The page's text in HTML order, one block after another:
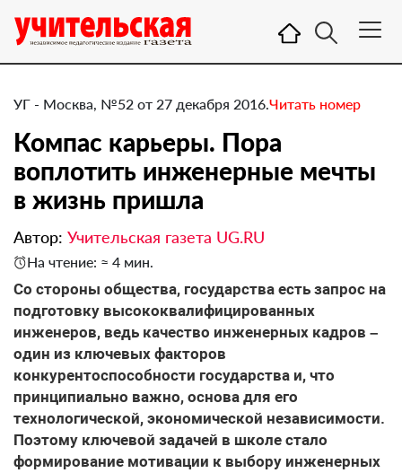
УГ - Москва, №52 от 27 декабря 2016.Читать номер
Компас карьеры. Пора
воплотить инженерные мечты
в жизнь пришла
Автор: Учительская газета UG.RU
На чтение: ≈ 4 мин.
​Со стороны общества, государства есть запрос на
подготовку высококвалифицированных
инженеров, ведь качество инженерных кадров –
один из ключевых факторов
конкурентоспособности государства и, что
принципиально важно, основа для его
технологической, экономической независимости.
Поэтому ключевой задачей в школе стало
формирование мотивации к выбору инженерных